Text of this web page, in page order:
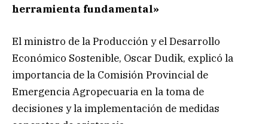
herramienta fundamental»
El ministro de la Producción y el Desarrollo
Económico Sostenible, Oscar Dudik, explicó la
importancia de la Comisión Provincial de
Emergencia Agropecuaria en la toma de
decisiones y la implementación de medidas